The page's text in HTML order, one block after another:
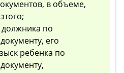
в объеме,
по
его
ребенка по